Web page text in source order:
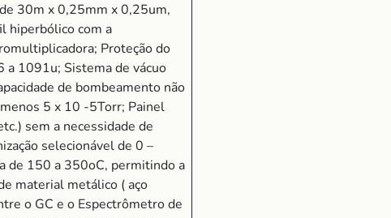
30m x 0,25mm x 0,25um,
hiperbólico com a
Proteção do
a 1091u; Sistema de vácuo
de bombeamento não
5 x 10 -5Torr; Painel
sem a necessidade de
selecionável de 0 –
de 150 a 350oC, permitindo a
material metálico ( aço
o GC e o Espectrômetro de